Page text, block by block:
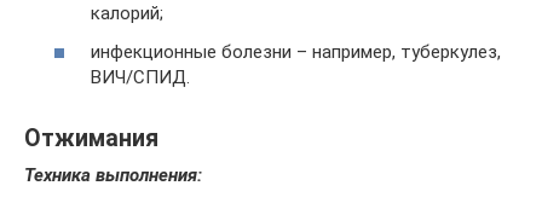
калорий;
инфекционные болезни – например, туберкулез,
ВИЧ/СПИД.
Отжимания
Техника выполнения: